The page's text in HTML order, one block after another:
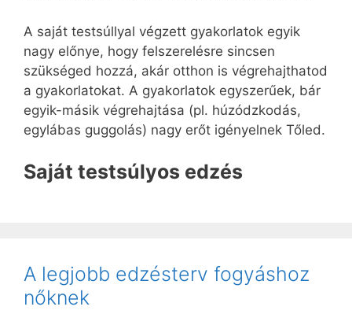
A saját testsúllyal végzett gyakorlatok egyik
nagy előnye, hogy felszerelésre sincsen
szükséged hozzá, akár otthon is végrehajthatod
a gyakorlatokat. A gyakorlatok egyszerűek, bár
egyik-másik végrehajtása (pl. húzódzkodás,
egylábas guggolás) nagy erőt igényelnek Tőled.
Saját testsúlyos edzés
A legjobb edzésterv fogyáshoz
nőknek